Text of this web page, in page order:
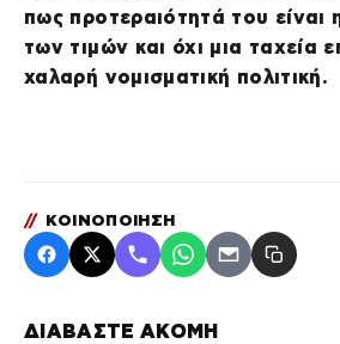
ΔΙΑΒΑΣΤΕ ΑΚΟΜΗ
πως προτεραιότητά του είναι
των τιμών και όχι μια ταχεία
χαλαρή νομισματική πολιτική.
// ΚΟΙΝΟΠΟΙΗΣΗ